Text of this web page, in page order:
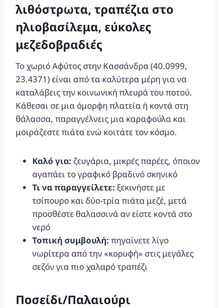
λιθόστρωτα, τραπέζια στο
ηλιοβασίλεμα, εύκολες
μεζεδοβραδιές
Το χωριό Αφύτος στην Κασσάνδρα (40.0999,
23.4371) είναι από τα καλύτερα μέρη για να
καταλάβεις την κοινωνική πλευρά του ποτού.
Κάθεσαι σε μια όμορφη πλατεία ή κοντά στη
θάλασσα, παραγγέλνεις μια καραφούλα και
μοιράζεστε πιάτα ενώ κοιτάτε τον κόσμο.
Καλό για: ζευγάρια, μικρές παρέες, όποιον
αγαπάει το γραφικό βραδινό σκηνικό
Τι να παραγγείλετε: ξεκινήστε με
τσίπουρο και δύο-τρία πιάτα μεζέ, μετά
προσθέστε θαλασσινά αν είστε κοντά στο
νερό
Τοπική συμβουλή: πηγαίνετε λίγο
νωρίτερα από την «κορυφή» στις μεγάλες
σεζόν για πιο χαλαρό τραπέζι
Ποσείδι/Παλαιούρι